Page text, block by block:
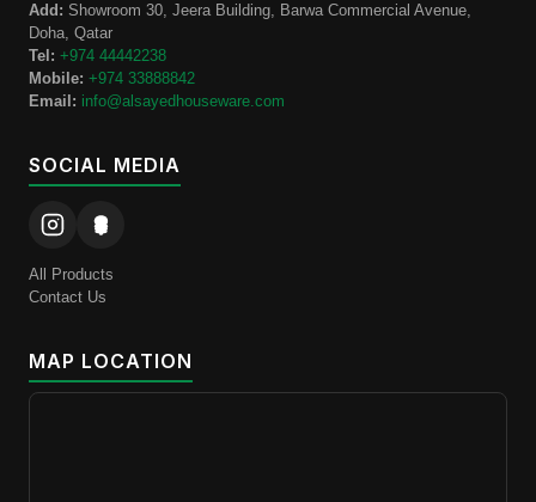
Add: Showroom 30, Jeera Building, Barwa Commercial Avenue,
Doha, Qatar
Tel: +974 44442238
Mobile: +974 33888842
Email: info@alsayedhouseware.com
SOCIAL MEDIA
All Products
Contact Us
MAP LOCATION